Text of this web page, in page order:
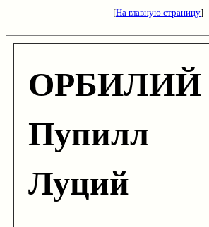
[На главную страницу]
ОРБИЛИЙ
Пупилл
Луций